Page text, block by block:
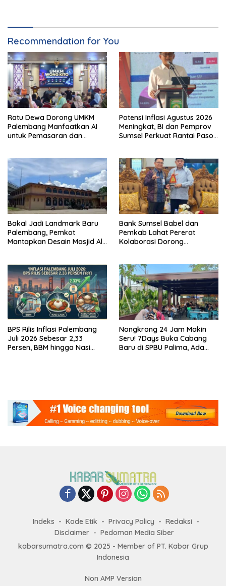
Recommendation for You
Ratu Dewa Dorong UMKM
Palembang Manfaatkan AI
untuk Pemasaran dan
Potensi Inflasi Agustus 2026
Meningkat, BI dan Pemprov
Sumsel Perkuat Rantai Pasok
Bakal Jadi Landmark Baru
Palembang, Pemkot
Mantapkan Desain Masjid Al
Bank Sumsel Babel dan
Pemkab Lahat Pererat
Kolaborasi Dorong
BPS Rilis Inflasi Palembang
Juli 2026 Sebesar 2,33
Persen, BBM hingga Nasi
Nongkrong 24 Jam Makin
Seru! 7Days Buka Cabang
Baru di SPBU Palima, Ada
Indeks Kode Etik Privacy Policy
Redaksi
Disclaimer
Pedoman Media Siber
kabarsumatra.com © 2025 - Member of PT. Kabar Grup
Indonesia
Non AMP Version